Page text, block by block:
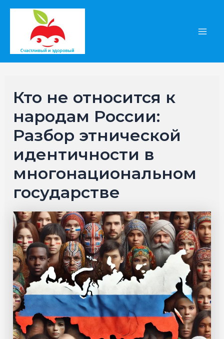
Перейти
содержимому
Кто не относится к
народам России:
Разбор этнической
идентичности в
многонациональном
государстве